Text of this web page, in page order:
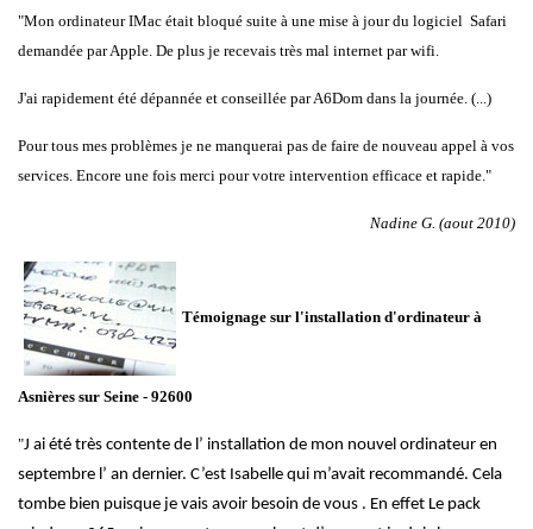
"Mon ordinateur IMac était bloqué suite à une mise à jour du logiciel Safari
demandée par Apple. De plus je recevais très mal internet par wifi.
J'ai rapidement été dépannée et conseillée par A6Dom dans la journée. (...)
Pour tous mes problèmes je ne manquerai pas de faire de nouveau appel à vos
services. Encore une fois merci pour votre intervention efficace et rapide."
Nadine G. (aout 2010)
Témoignage sur l'installation d'ordinateur à
Asnières sur Seine - 92600
"J ai été très contente de l’ installation de mon nouvel ordinateur en
septembre l’ an dernier. C’est Isabelle qui m’avait recommandé. Cela
tombe bien puisque je vais avoir besoin de vous . En effet Le pack